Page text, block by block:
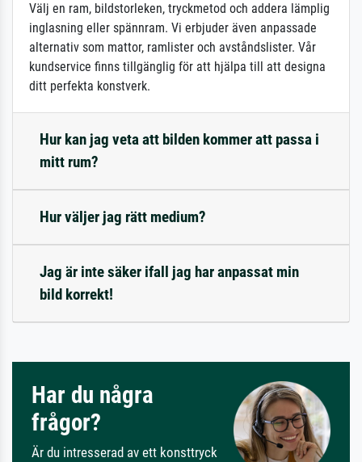
Välj en ram, bildstorleken, tryckmetod och addera lämplig
inglasning eller spännram. Vi erbjuder även anpassade
alternativ som mattor, ramlister och avståndslister. Vår
kundservice finns tillgänglig för att hjälpa till att designa
ditt perfekta konstverk.
Hur kan jag veta att bilden kommer att passa i
mitt rum?
Hur väljer jag rätt medium?
Jag är inte säker ifall jag har anpassat min
bild korrekt!
Har du några
frågor?
Är du intresserad av ett konsttryck